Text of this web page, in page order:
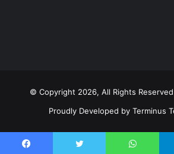
© Copyright 2026, All Rights
Proudly Developed by Terminus